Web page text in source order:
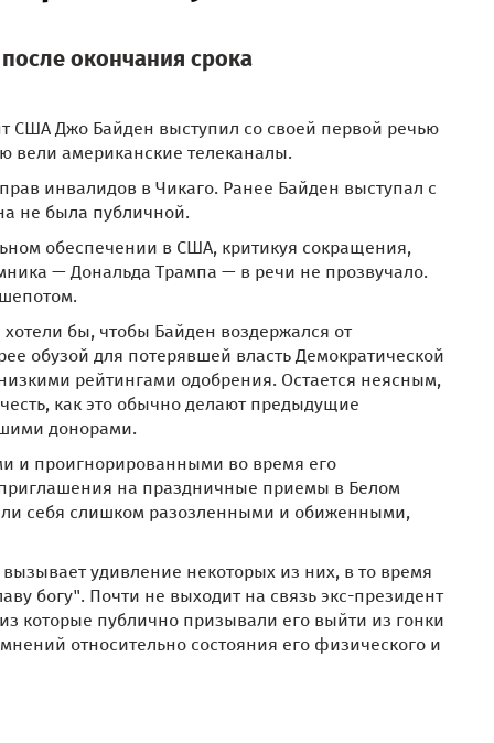
окончания срока
Джо Байден выступил со своей первой речью
вели американские телеканалы.
инвалидов в Чикаго. Ранее Байден выступал с
не была публичной.
обеспечении в США, критикуя сокращения,
— Дональда Трампа — в речи не прозвучало.
бы, чтобы Байден воздержался от
обузой для потерявшей власть Демократической
рейтингами одобрения. Остается неясным,
как это обычно делают предыдущие
донорами.
и проигнорированными во время его
на праздничные приемы в Белом
себя слишком разозленными и обиженными,
удивление некоторых из них, в то время
богу". Почти не выходит на связь экс-президент
которые публично призывали его выйти из гонки
относительно состояния его физического и